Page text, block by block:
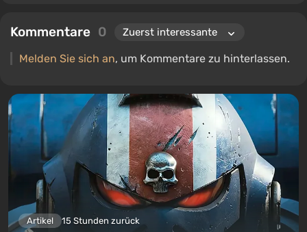
Kommentare 0
Melden Sie sich an, um Kommentare zu hinterlassen.
Artikel 15 Stunden zurück